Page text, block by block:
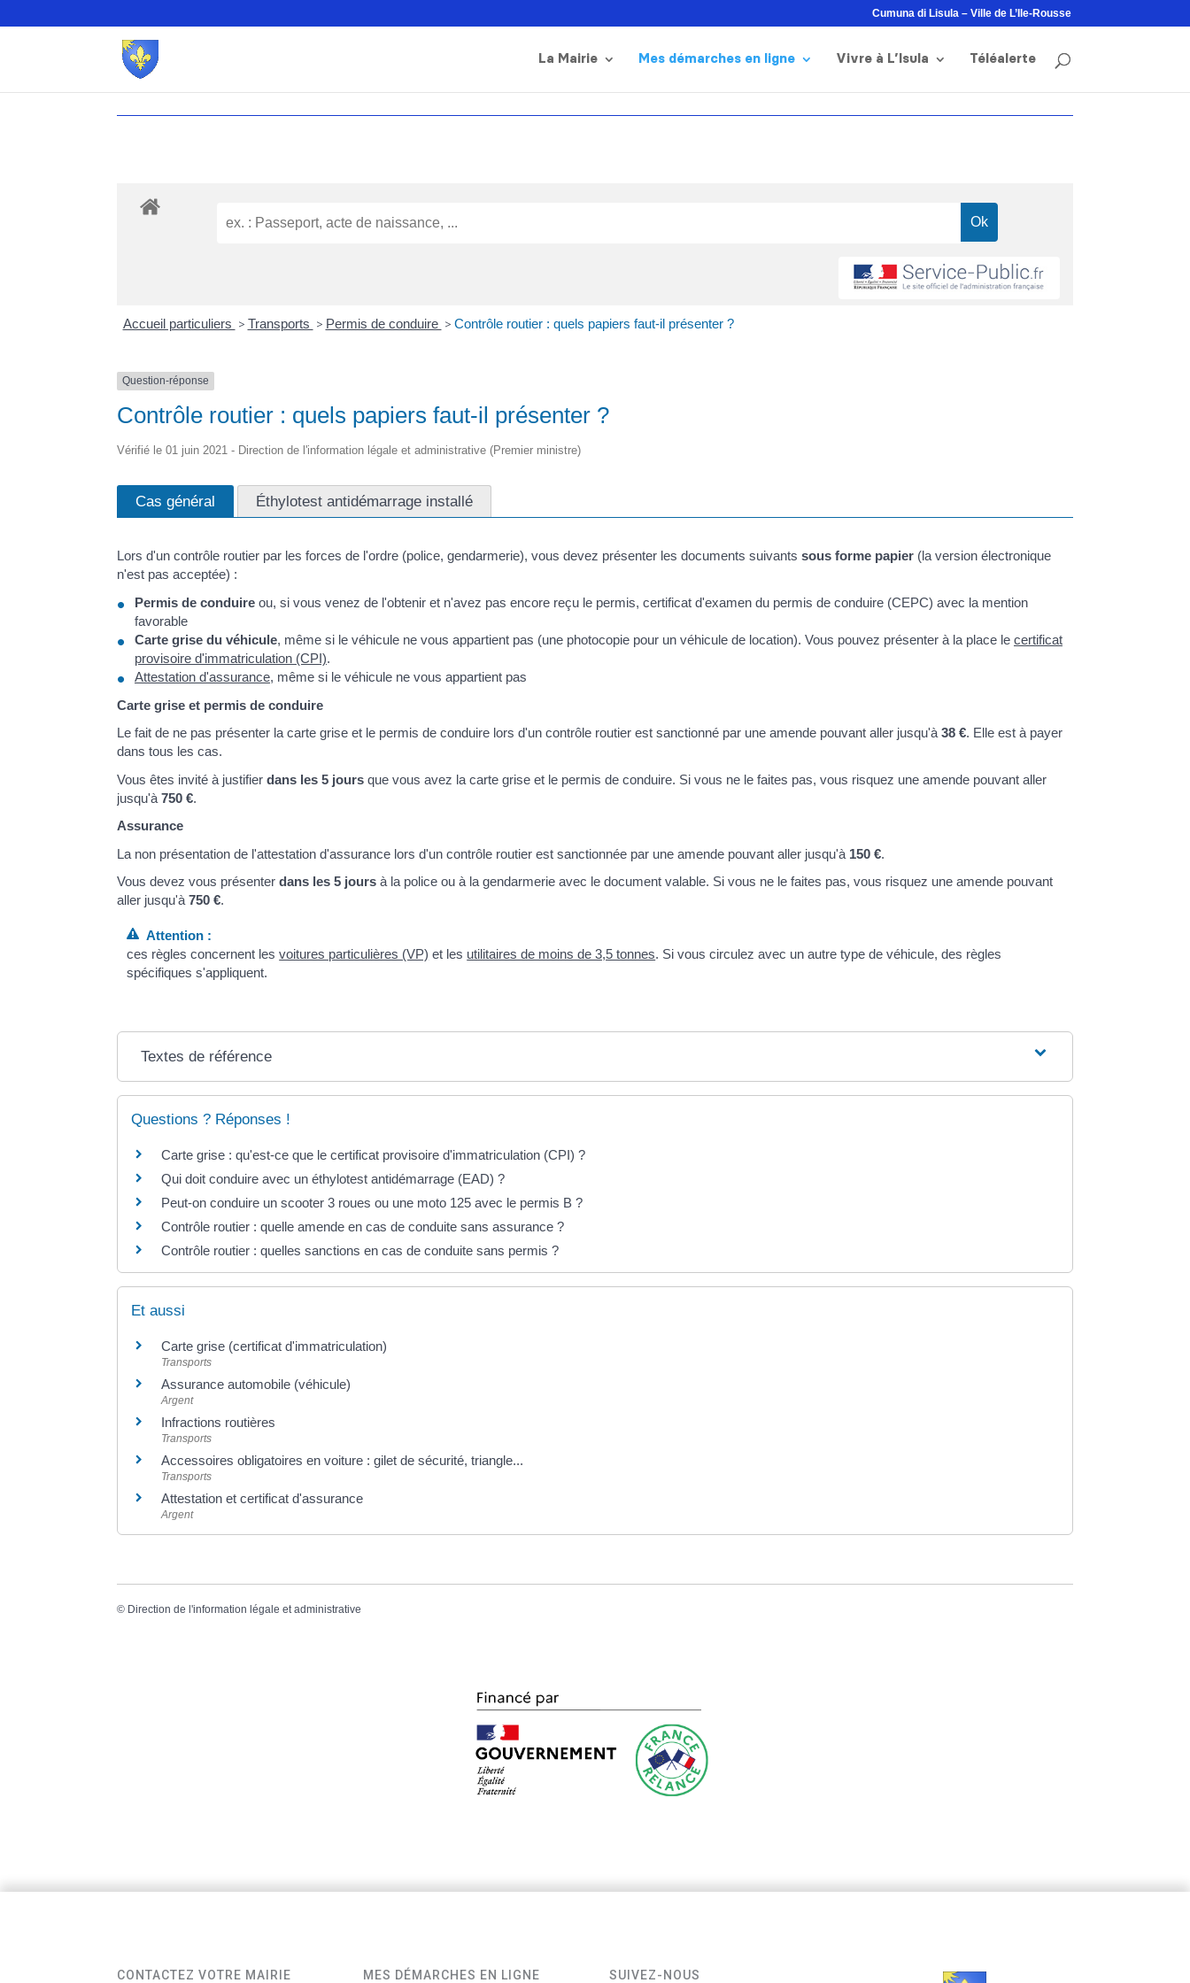
Cumuna di Lisula – Ville de L’Ile-Rousse
La Mairie Mes démarches en ligne Vivre à L’Isula Téléalerte
Accueil particuliers > Transports > Permis de conduire > Contrôle routier : quels papiers faut-il présenter ?
Question-réponse
Contrôle routier : quels papiers faut-il présenter ?
Vérifié le 01 juin 2021 - Direction de l'information légale et administrative (Premier ministre)
Cas général Éthylotest antidémarrage installé
Lors d'un contrôle routier par les forces de l'ordre (police, gendarmerie), vous devez présenter les documents suivants sous forme papier (la version électronique
n'est pas acceptée) :
Permis de conduire ou, si vous venez de l'obtenir et n'avez pas encore reçu le permis, certificat d'examen du permis de conduire (CEPC) avec la mention
favorable
Carte grise du véhicule, même si le véhicule ne vous appartient pas (une photocopie pour un véhicule de location). Vous pouvez présenter à la place le certificat
provisoire d'immatriculation (CPI).
Attestation d'assurance, même si le véhicule ne vous appartient pas
Carte grise et permis de conduire
Le fait de ne pas présenter la carte grise et le permis de conduire lors d'un contrôle routier est sanctionné par une amende pouvant aller jusqu'à 38 €. Elle est à payer
dans tous les cas.
Vous êtes invité à justifier dans les 5 jours que vous avez la carte grise et le permis de conduire. Si vous ne le faites pas, vous risquez une amende pouvant aller
jusqu'à 750 €.
Assurance
La non présentation de l'attestation d'assurance lors d'un contrôle routier est sanctionnée par une amende pouvant aller jusqu'à 150 €.
Vous devez vous présenter dans les 5 jours à la police ou à la gendarmerie avec le document valable. Si vous ne le faites pas, vous risquez une amende pouvant
aller jusqu'à 750 €.
Attention :
ces règles concernent lesvoitures particulières (VP) et les utilitaires de moins de 3,5 tonnes. Si vous circulez avec un autre type de véhicule, des règles
spécifiques s'appliquent.
Textes de référence
Questions ? Réponses !
Carte grise : qu'est-ce que le certificat provisoire d'immatriculation (CPI) ?
Qui doit conduire avec un éthylotest antidémarrage (EAD) ?
Peut-on conduire un scooter 3 roues ou une moto 125 avec le permis B ?
Contrôle routier : quelle amende en cas de conduite sans assurance ?
Contrôle routier : quelles sanctions en cas de conduite sans permis ?
Et aussi
Carte grise (certificat d'immatriculation)
Transports
Assurance automobile (véhicule)
Argent
Infractions routières
Transports
Accessoires obligatoires en voiture : gilet de sécurité, triangle...
Transports
Attestation et certificat d'assurance
Argent
© Direction de l'information légale et administrative
CONTACTEZ VOTRE MAIRIE MES DÉMARCHES EN LIGNE SUIVEZ-NOUS